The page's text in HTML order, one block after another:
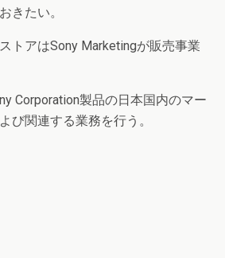
きたい。
トアはSony Marketingが販売事業
Corporation製品の日本国内のマー
び関連する業務を行う。